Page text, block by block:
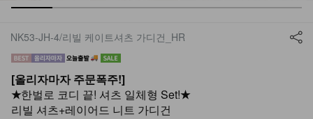
NK53-JH-4/리빌 케이트셔츠 가디건_HR
[올리자마자 주문폭주!]
★한벌로 코디 끝! 셔츠 일체형 Set!★
리빌 셔츠+레이어드 니트 가디건